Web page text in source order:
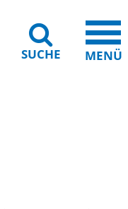
SUCHE MENÜ